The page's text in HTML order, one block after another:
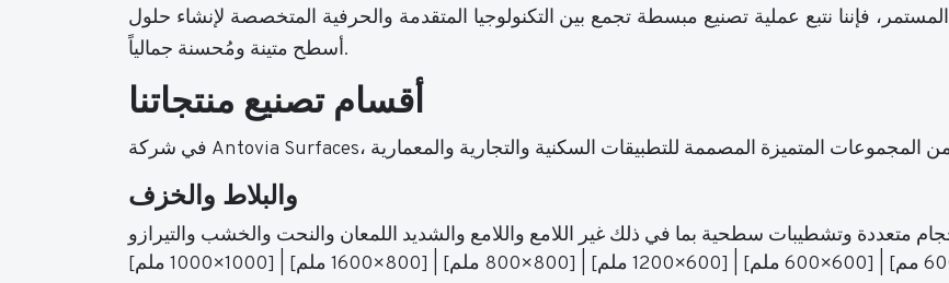
فإننا نتبع عملية تصنيع مبسطة تجمع بين التكنولوجيا المتقدمة والحرفية المتخصصة لإنشاء حلول
أسطح متينة ومُحسنة جمالياً.
أقسام تصنيع منتجاتنا
والبلاط والخزف